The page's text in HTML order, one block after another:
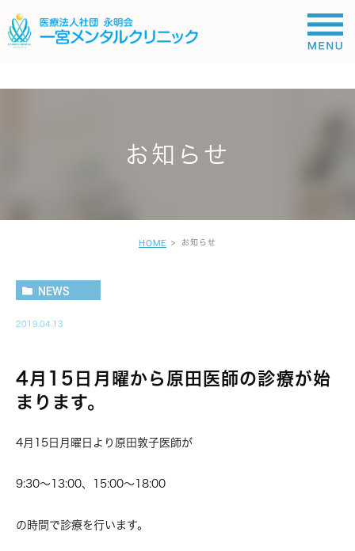
お知らせ
HOME お知らせ
NEWS
2019.04.13
4月15日月曜から原田医師の診療が始
まります。
4月15日月曜日より原田敦子医師が
9:30〜13:00、15:00〜18:00
の時間で診療を行います。